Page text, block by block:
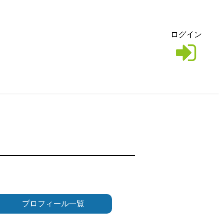
ログイン
プロフィール一覧